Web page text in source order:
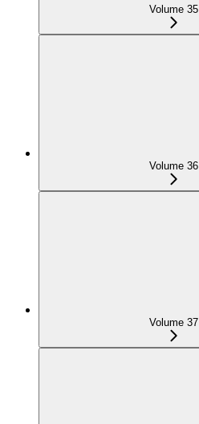
Volume 35
Volume 36
Volume 37